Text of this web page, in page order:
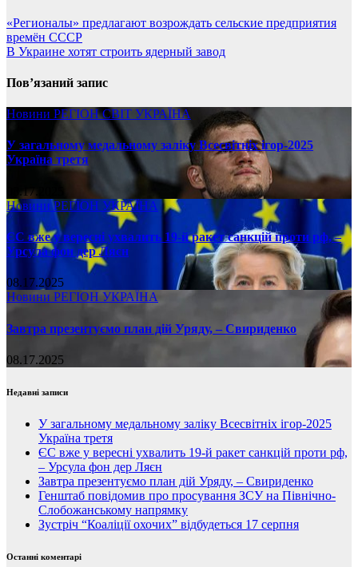
«Регионалы» предлагают возрождать сельские предприятия
времён СССР
В Украине хотят строить ядерный завод
Пов’язаний запис
Новини РЕГІОНСВІТ УКРАЇНА
У загальному медальному заліку Всесвітніх ігор-2025
Україна третя
08.17.2025
НовиниРЕГІОН УКРАЇНА
ЄС вже у вересні ухвалить 19-й ракет санкцій проти рф, –
Урсула фон дер Ляєн
08.17.2025
Новини РЕГІОН УКРАЇНА
Завтра презентуємо план дій Уряду, – Свириденко
08.17.2025
Недавні записи
У загальному медальному заліку Всесвітніх ігор-2025
Україна третя
ЄС вже у вересні ухвалить 19-й ракет санкцій проти рф,
– Урсула фон дер Ляєн
Завтра презентуємо план дій Уряду, – Свириденко
Генштаб повідомив про просування ЗСУ на Північно-
Слобожанському напрямку
Зустріч “Коаліції охочих” відбудеться 17 серпня
Останні коментарі